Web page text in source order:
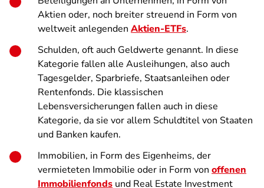
Aktien oder, noch breiter streuend in Form von
weltweit anlegenden Aktien-ETFs.
Schulden, oft auch Geldwerte genannt. In diese
Kategorie fallen alle Ausleihungen, also auch
Tagesgelder, Sparbriefe, Staatsanleihen oder
Rentenfonds. Die klassischen
Lebensversicherungen fallen auch in diese
Kategorie, da sie vor allem Schuldtitel von Staaten
und Banken kaufen.
Immobilien, in Form des Eigenheims, der
vermieteten Immobilie oder in Form von offenen
Immobilienfonds und Real Estate Investment